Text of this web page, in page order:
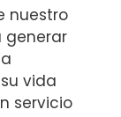
nuestro
generar
vida
servicio